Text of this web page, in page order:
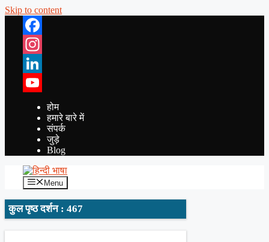
Skip to content
Facebook
Instagram
LinkedIn
YouTube
होम
हमारे बारे में
संपर्क
जुड़े
Blog
Menu
कुल पृष्ठ दर्शन : 467